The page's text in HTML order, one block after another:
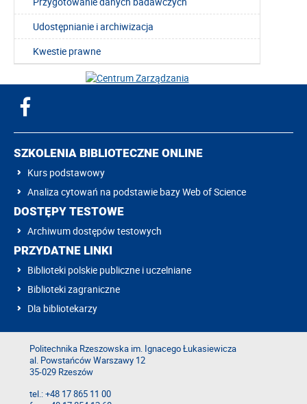
Udostępnianie i archiwizacja
Kwestie prawne
SZKOLENIA BIBLIOTECZNE ONLINE
Kurs podstawowy
Analiza cytowań na podstawie bazy Web of Science
DOSTĘPY TESTOWE
Archiwum dostępów testowych
PRZYDATNE LINKI
Biblioteki polskie publiczne i uczelniane
Biblioteki zagraniczne
Dla bibliotekarzy
Politechnika Rzeszowska im. Ignacego Łukasiewicza
al. Powstańców Warszawy 12
35-029 Rzeszów
tel.: +48 17 865 11 00